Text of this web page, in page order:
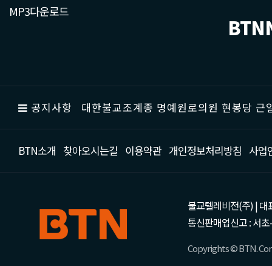
MP3다운로드
공지사항 대한불교조계종 명예원로의원 현봉당
BTN소개 찾아오시는길 이용약관 개인정보처리방침 사업
불교텔레비전(주) | 대
통신판매업신고 : 서
Copyrights © BTN.